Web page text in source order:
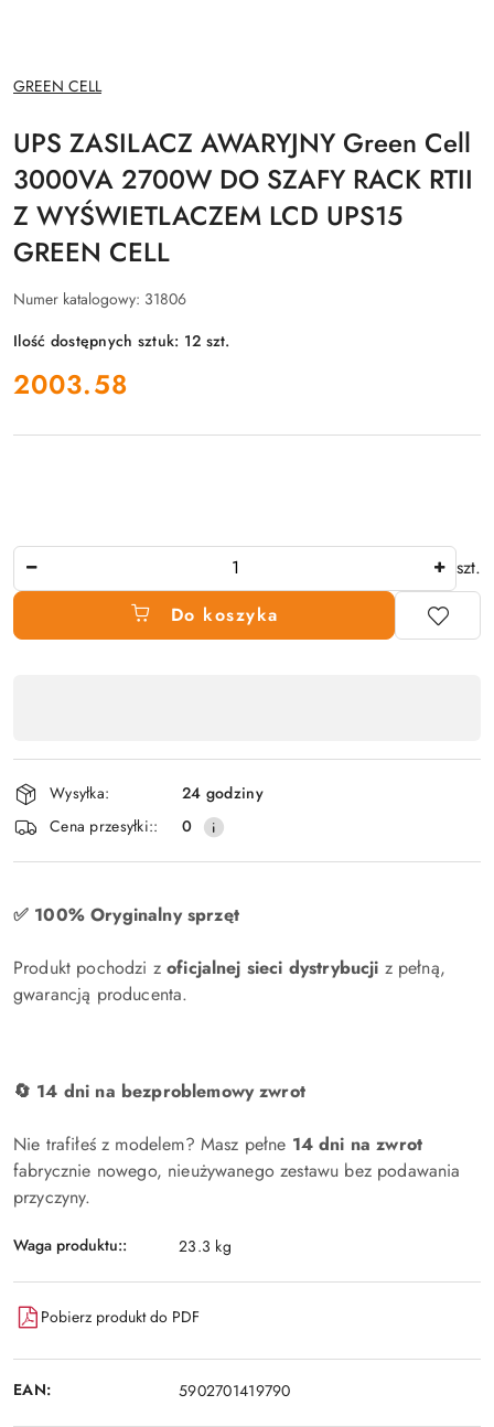
NAZWA
PRODUCENTA:
GREEN CELL
UPS ZASILACZ AWARYJNY Green Cell
3000VA 2700W DO SZAFY RACK RTII
Z WYŚWIETLACZEM LCD UPS15
GREEN CELL
Numer katalogowy: 31806
Ilość dostępnych sztuk: 12 szt.
cena:
2003.58
szt.
Do koszyka
,
płatność
i
dostawa
Wysyłka:
24 godziny
Cena przesyłki::
0
✅ 100% Oryginalny sprzęt
Produkt pochodzi zoficjalnej sieci dystrybucji z pełną,
gwarancją producenta.
🔄 14 dni na bezproblemowy zwrot
Nie trafiłeś z modelem? Masz pełne 14 dni na zwrot
fabrycznie nowego, nieużywanego zestawu bez podawania
przyczyny.
Waga produktu:: 23.3 kg
Pobierz produkt do PDF
EAN: 5902701419790